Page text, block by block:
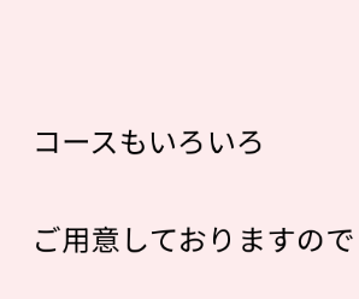
コースもいろいろ
ご用意しておりますので